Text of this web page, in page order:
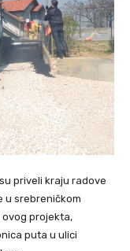
priveli kraju radove
u srebreničkom
ovog projekta,
puta u ulici